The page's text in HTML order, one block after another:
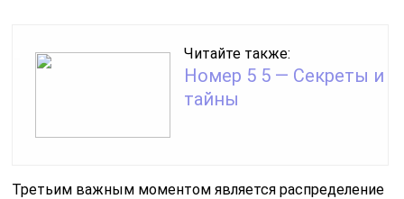
Читайте также:
Номер 5 5 — Секреты и
тайны
Третьим важным моментом является распределение